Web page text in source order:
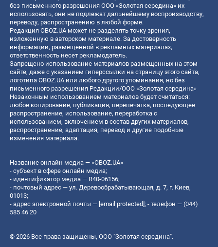
без письменного разрешения ООО «Золотая середина» их
использовать, они не подлежат дальнейшему воспроизводству,
переводу, распространению в любой форме.
Редакция OBOZ.UA может не разделять точку зрения,
изложенную в авторском материале. За достоверность
информации, размещенной в рекламных материалах,
ответственность несет рекламодатель.
Запрещено использование материалов размещенных на этом
сайте, даже с указанием гиперссылки на страницу этого сайта,
логотипа OBOZ.UA или любого другого упоминания, но без
письменного разрешения Редакции/ООО «Золотая середина»
Незаконным использованием материалов будет считаться:
любое копирование, публикация, перепечатка, последующее
распространение, использование, переработка с
использованием, включением в состав других материалов,
распространение, адаптация, перевод и другие подобные
изменения материала.
Название онлайн медиа — «OBOZ.UA»
- субъект в сфере онлайн медиа;
- идентификатор медиа — R40-06156;
- почтовый адрес — ул. Деревообрабатывающая, д. 7, г. Киев,
01013;
- адрес электронной почты — [email protected]; - телефон — (044)
585 46 20
© 2026 Все права защищены, ООО "Золотая середина".